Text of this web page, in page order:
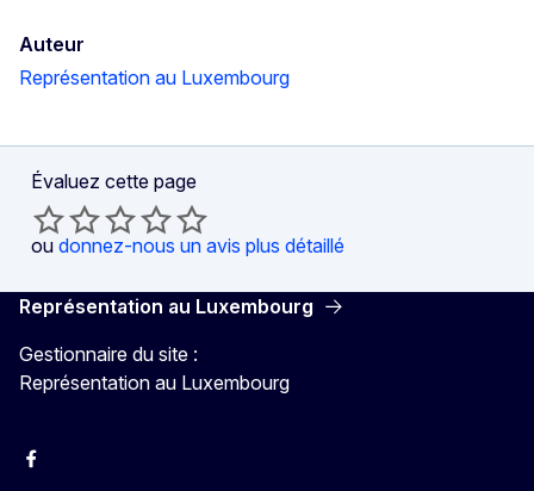
Auteur
Représentation au Luxembourg
Évaluez cette page
ou donnez-nous un avis plus détaillé
Représentation au Luxembourg
Gestionnaire du site :
Représentation au Luxembourg
Facebook